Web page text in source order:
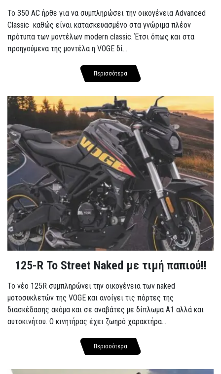
To 350 AC ήρθε για να συμπληρώσει την οικογένεια Advanced
Classic καθώς είναι κατασκευασμένο στα γνώριμα πλέον
πρότυπα των μοντέλων modern classic. Έτσι όπως και στα
προηγούμενα της μοντέλα η VOGE δί...
Περισσότερα
125-R Το Street Naked με τιμή παπιού!!
Το νέο 125R συμπληρώνει την οικογένεια των naked
μοτοσυκλετών της VOGE και ανοίγει τις πόρτες της
διασκέδασης ακόμα και σε αναβάτες με δίπλωμα A1 αλλά και
αυτοκινήτου. Ο κινητήρας έχει ζωηρό χαρακτήρα...
Περισσότερα